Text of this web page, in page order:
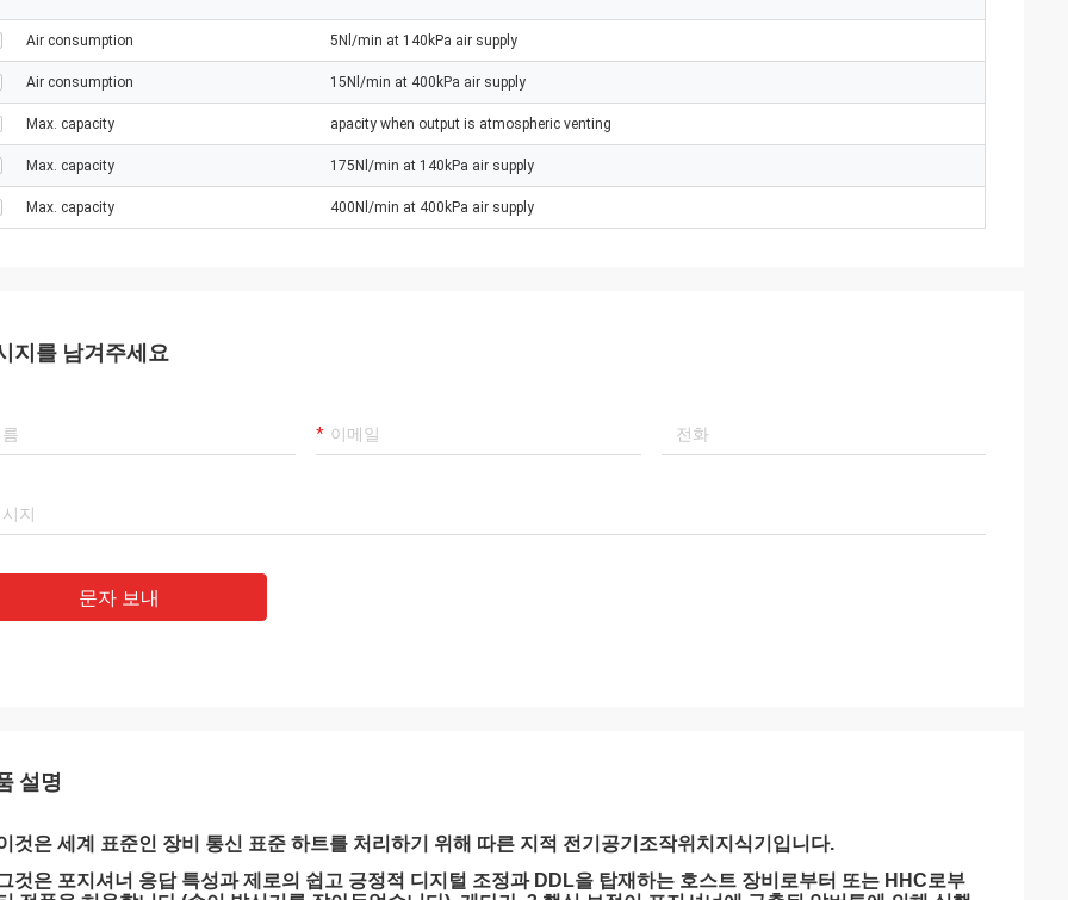
Air consumption 5Nl/min at 140kPa air supply
Air consumption 15Nl/min at 400kPa air supply
Max. capacity apacity when output is atmospheric venting
Max. capacity 175Nl/min at 140kPa air supply
Max. capacity 400Nl/min at 400kPa air supply
지를 남겨주세요
문자 보내
설명
것은 세계 표준인 장비 통신 표준 하트를 처리하기 위해 따른 지적 전기공기조작위치지식기입니다.
것은 포지셔너 응답 특성과 제로의 쉽고 긍정적 디지털 조정과 DDL을 탑재하는 호스트 장비로부터 또는 HHC로부